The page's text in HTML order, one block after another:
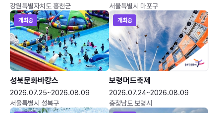
강원특별자치도 홍천군
서울특별시 마포구
개최중
성북문화바캉스
2026.07.25~2026.08.09
서울특별시 성북구
개최중
보령머드축제
2026.07.24~2026.08.09
충청남도 보령시